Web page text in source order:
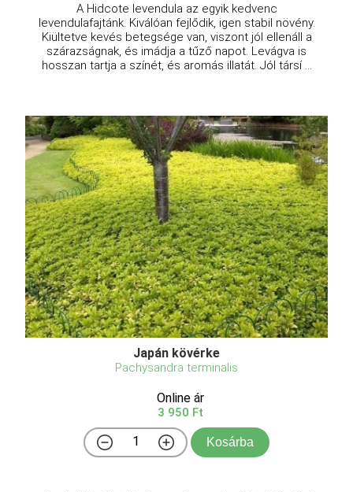
A Hidcote levendula az egyik kedvenc
levendulafajtánk. Kiválóan fejlődik, igen stabil növény.
Kiültetve kevés betegsége van, viszont jól ellenáll a
szárazságnak, és imádja a tűző napot. Levágva is
hosszan tartja a színét, és aromás illatát. Jól társí ...
Japán kövérke
Pachysandra terminalis
Online ár
3 950 Ft
Kosárba